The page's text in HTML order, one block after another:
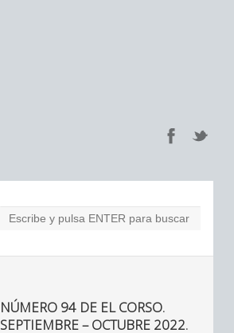
NÚMERO 94 DE EL CORSO.
SEPTIEMBRE – OCTUBRE 2022.